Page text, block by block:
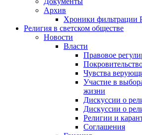
Архив
Хроники фильтрации
Религия в светском обществе
Новости
Власти
Правовое
Чувства
Участие в
жизни
Дискуссии о
Дискуссии о
Религии и
Соглашения